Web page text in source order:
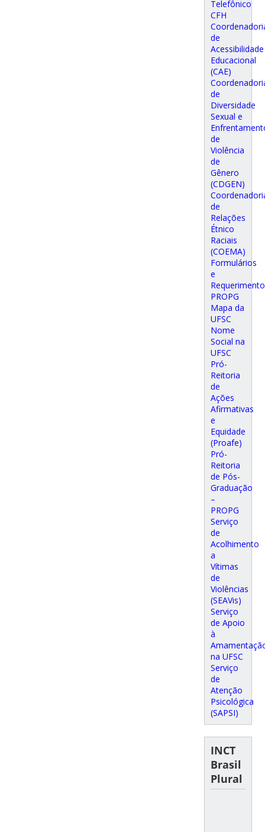
Telefônico
CFH
de
Acessibilidade
Educacional
(CAE)
de
Diversidade
Sexual e
de
Violência
de
Gênero
(CDGEN)
de
Relações
Étnico
Raciais
(COEMA)
Formulários
e
PROPG
Mapa da
UFSC
Nome
Social na
UFSC
Pró-
Reitoria
de
Ações
Afirmativas
e
Equidade
(Proafe)
Pró-
Reitoria
de Pós-
Graduação
–
PROPG
Serviço
de
Acolhimento
a
Vítimas
de
Violências
(SEAVis)
Serviço
de Apoio
à
na UFSC
Serviço
de
Atenção
Psicológica
(SAPSI)
INCT
Brasil
Plural